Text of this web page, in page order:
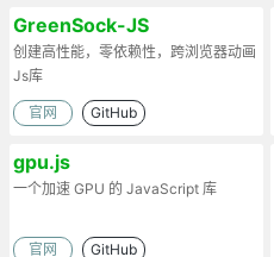
GreenSock-JS
创建高性能，零依赖性，跨浏览器动画
Js库
官网 GitHub
gpu.js
一个加速 GPU 的 JavaScript 库
官网 GitHub